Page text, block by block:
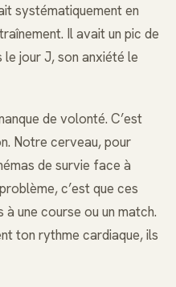
systématiquement en
Il avait un pic de
jour J, son anxiété le
de volonté. C’est
Notre cerveau, pour
de survie face à
c’est que ces
une course ou un match.
ton rythme cardiaque, ils